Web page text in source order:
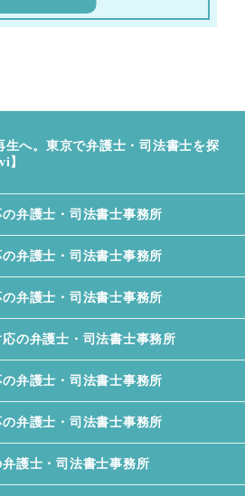
請求とは？
還請求をするための条件
払い金請求をしてくれ
法書士事務所
請求できない人、向か
生へ。東京で弁護士・司法書士を探
】
の弁護士・司法書士事務所
の弁護士・司法書士事務所
の弁護士・司法書士事務所
応の弁護士・司法書士事務所
の弁護士・司法書士事務所
の弁護士・司法書士事務所
弁護士・司法書士事務所